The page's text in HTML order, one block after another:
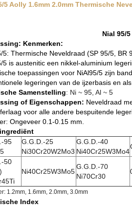
5 Aolly 1.6mm 2.0mm Thermische
Nial 95/
Kenmerken:
5: Thermische Neveldraad (SP 95/5, BR
5 is austenitic een nikkel-aluminium
toepassingen voor NiAl95/5 zijn
legeringen van de ijzerbasis en
Samenstelling: Ni ~ 95, Al ~ 5
of Eigenschappen: Neveldraad
voor alle andere bespuitende
Ongeveer 0.1-0.15 mm.
95
G.G.D.-25
Ni30Cr20W2Mo3
G.G.D.-40
Ni40Cr25W3Mo4
50
Ni40Cr25W3Mo5
G.G.D.-70
Ni70Cr30
1.2mm, 1.6mm, 2.0mm, 3.0mm
Index